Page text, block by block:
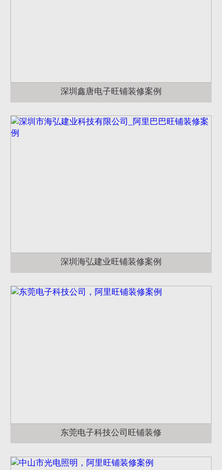
深圳鑫唐电子旺铺装修案例
深圳海弘建业旺铺装修案例
东莞电子科技公司旺铺装修